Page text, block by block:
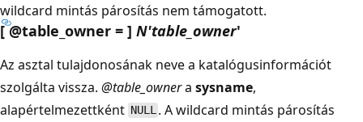
wildcard mintás párosítás nem támogatott.
[ @table_owner = ] N'table_owner'
Az asztal tulajdonosának neve a katalógusinformációt
szolgálta vissza. @table_ownera sysname,
alapértelmezettként NULL . A wildcard mintás párosítás